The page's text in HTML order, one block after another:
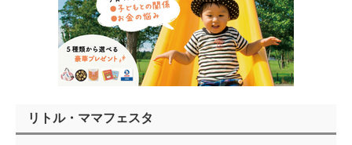
リトル・ママフェスタ